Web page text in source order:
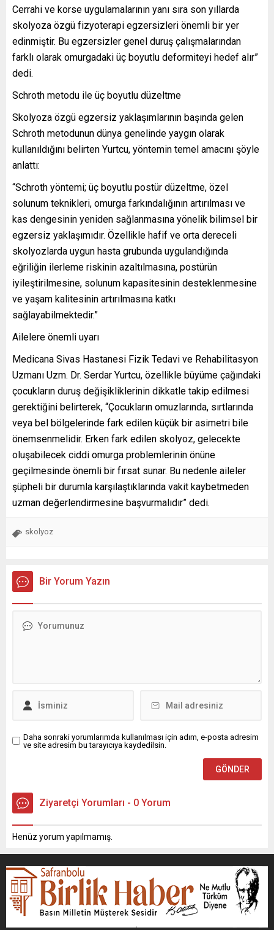
Cerrahi ve korse uygulamalarının yanı sıra son yıllarda
skolyoza özgü fizyoterapi egzersizleri önemli bir yer
edinmiştir. Bu egzersizler genel duruş çalışmalarından
farklı olarak omurgadaki üç boyutlu deformiteyi hedef alır”
dedi.
Schroth metodu ile üç boyutlu düzeltme
Skolyoza özgü egzersiz yaklaşımlarının başında gelen
Schroth metodunun dünya genelinde yaygın olarak
kullanıldığını belirten Yurtcu, yöntemin temel amacını şöyle
anlattı:
“Schroth yöntemi; üç boyutlu postür düzeltme, özel
solunum teknikleri, omurga farkındalığının artırılması ve
kas dengesinin yeniden sağlanmasına yönelik bilimsel bir
egzersiz yaklaşımıdır. Özellikle hafif ve orta dereceli
skolyozlarda uygun hasta grubunda uygulandığında
eğriliğin ilerleme riskinin azaltılmasına, postürün
iyileştirilmesine, solunum kapasitesinin desteklenmesine
ve yaşam kalitesinin artırılmasına katkı
sağlayabilmektedir.”
Ailelere önemli uyarı
Medicana Sivas Hastanesi Fizik Tedavi ve Rehabilitasyon
Uzmanı Uzm. Dr. Serdar Yurtcu, özellikle büyüme çağındaki
çocukların duruş değişikliklerinin dikkatle takip edilmesi
gerektiğini belirterek, “Çocukların omuzlarında, sırtlarında
veya bel bölgelerinde fark edilen küçük bir asimetri bile
önemsenmelidir. Erken fark edilen skolyoz, gelecekte
oluşabilecek ciddi omurga problemlerinin önüne
geçilmesinde önemli bir fırsat sunar. Bu nedenle aileler
şüpheli bir durumla karşılaştıklarında vakit kaybetmeden
uzman değerlendirmesine başvurmalıdır” dedi.
skolyoz
Bir Yorum Yazın
Daha sonraki yorumlarımda kullanılması için adım, e-posta adresim
ve site adresim bu tarayıcıya kaydedilsin.
Ziyaretçi Yorumları - 0 Yorum
Henüz yorum yapılmamış.